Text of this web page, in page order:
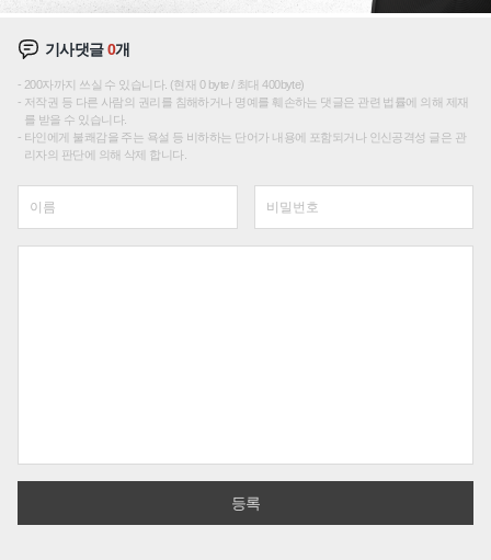
기사댓글0개
200자까지 쓰실 수 있습니다. (현재 0 byte / 최대 400byte)
저작권 등 다른 사람의 권리를 침해하거나 명예를 훼손하는 댓글은 관련 법률에 의해 제재
를 받을 수 있습니다.
타인에게 불쾌감을 주는 욕설 등 비하하는 단어가 내용에 포함되거나 인신공격성 글은 관
리자의 판단에 의해 삭제 합니다.